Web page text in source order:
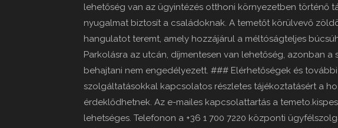
lehetőség van az ügyintézés otthoni környezetben történő
nyugalmat biztosít a családoknak. A temetőt körülvevő
hangulatot teremt, amely hozzájárul a méltóságteljes
Parkolásra az utcán, díjmentesen van lehetőség, azonban a
behajtani nem engedélyezett. ### Elérhetőségek és
szolgáltatásokkal kapcsolatos részletes tájékoztatásért a
érdeklődhetnek. Az e-mailes kapcsolattartás a
lehetséges. Telefonon a +36 1 700 7220 központi